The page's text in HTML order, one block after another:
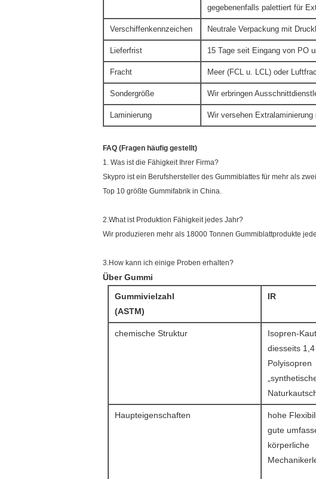
gegebenenfalls palettiert für
Verschiffenkennzeichen Neutrale Verpackung mit
Lieferfrist 15 Tage seit Eingang von PO
Fracht Meer (FCL u. LCL) oder
Sondergröße Wir erbringen
Laminierung Wir versehen
FAQ (Fragen häufig gestellt)
1. Was ist die Fähigkeit Ihrer Firma?
Skypro ist ein Berufshersteller des Gummiblattes für mehr als
Top 10 größte Gummifabrik in China.
2.What ist Produktion Fähigkeit jedes Jahr?
Wir produzieren mehr als 18000 Tonnen Gummiblattprodukte
3.How kann ich einige Proben erhalten?
Über Gummi
Gummivielzahl
(ASTM)
IR
chemische Struktur
Isopren-
diesseits 1,4
Polyisopren
Haupteigenschaften
hohe
gute
körperliche